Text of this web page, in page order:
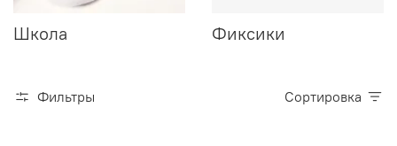
Школа Фиксики
Фильтры Сортировка